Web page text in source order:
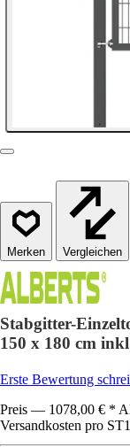
Vergleichen
Stabgitter-
150 x 180 cm
Erste Bewertung
Preis — 1078,00 € *
Versandkosten pro ST